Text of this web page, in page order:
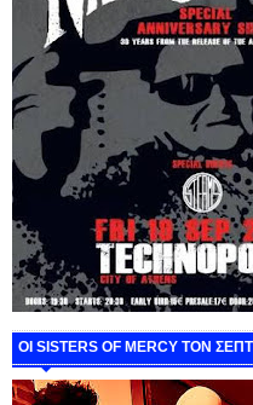
ΟΙ SISTERS OF MERCY ΤΟΝ